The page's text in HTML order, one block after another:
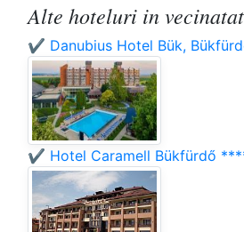
Alte hoteluri in
✔️ Danubius Hotel Bük,
✔️ Hotel Caramell Bükfürdő